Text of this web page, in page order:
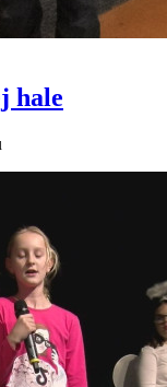
hale